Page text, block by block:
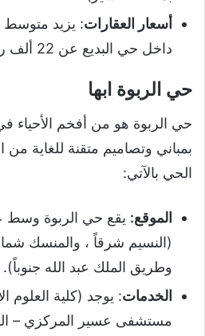
أسعار العقارات: يزيد متوسط
داخل حي البديع عن 22 ألف ريال سعودي سنويًا.
حي الربوة ابها
حي الربوة هو من أفخم الأحياء في
بمباني وتصاميم متقنة للغاية من
الحي بالآتي:
الموقع: يقع حي الربوة وسط
(النسيم شرقاً ، والمنسك
وطريق الملك عبد الله جنوباً).
الخدمات: يوجد (كلية العلوم
مستشفى عسير المركزي –